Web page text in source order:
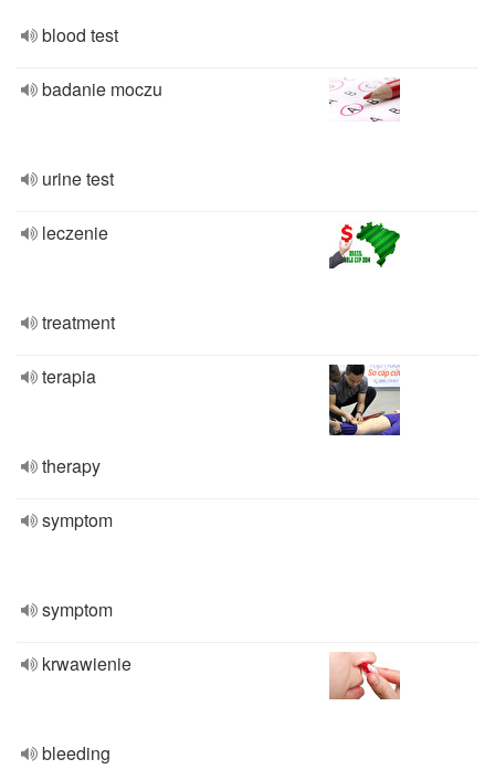
blood test
badanie moczu
urine test
leczenie
treatment
terapia
therapy
symptom
symptom
krwawienie
bleeding